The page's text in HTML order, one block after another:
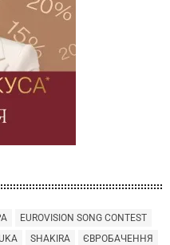
EUROVISION SONG CONTEST
SHAKIRA
ЄВРОБАЧЕННЯ